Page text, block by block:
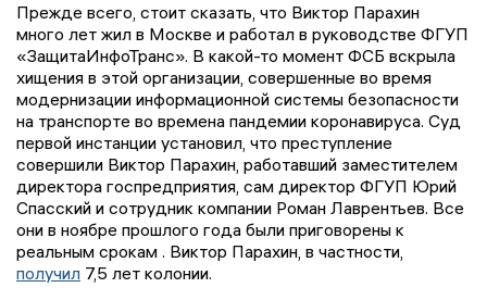
Прежде всего, стоит сказать, что Виктор Парахин
много лет жил в Москве и работал в руководстве ФГУП
«ЗащитаИнфоТранс». В какой-то момент ФСБ вскрыла
хищения в этой организации, совершенные во время
модернизации информационной системы безопасности
на транспорте во времена пандемии коронавируса. Суд
первой инстанции установил, что преступление
совершили Виктор Парахин, работавший заместителем
директора госпредприятия, сам директор ФГУП Юрий
Спасский и сотрудник компании Роман Лаврентьев. Все
они в ноябре прошлого года были приговорены к
реальным срокам . Виктор Парахин, в частности,
получил 7,5 лет колонии.